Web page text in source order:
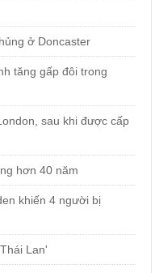
ở Doncaster
tăng gấp đôi trong
sau khi được cấp
hơn 40 năm
khiến 4 người bị
Lan'